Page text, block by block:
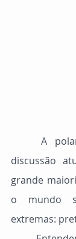
discussão
grande
o mundo
extremas: